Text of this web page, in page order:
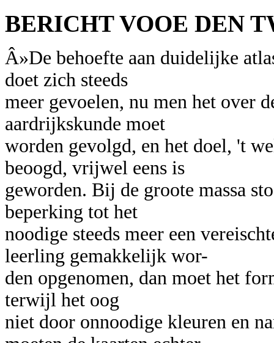
BERICHT VOOE DEN
Â»De behoefte aan duidelijke
doet zich steeds
meer gevoelen, nu men het over
aardrijkskunde moet
worden gevolgd, en het doel, 't
beoogd, vrijwel eens is
geworden. Bij de groote massa
beperking tot het
noodige steeds meer een
leerling gemakkelijk wor-
den opgenomen, dan moet het
terwijl het oog
niet door onnoodige kleuren en